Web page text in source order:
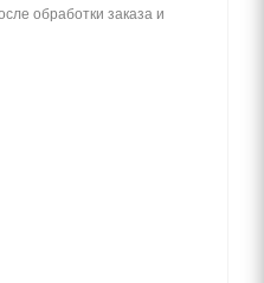
обработки заказа и